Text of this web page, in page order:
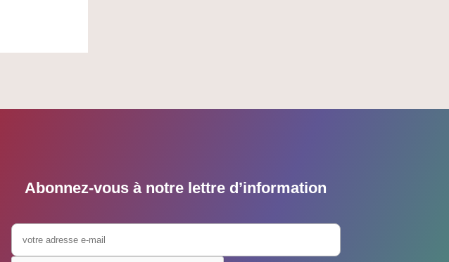
Abonnez-vous à notre lettre d’information